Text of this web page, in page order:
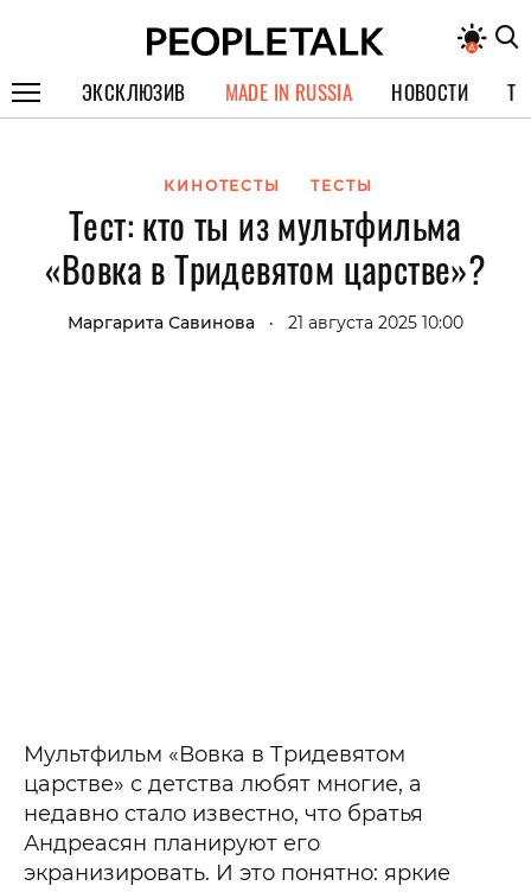
ЭКСКЛЮЗИВ
СПЕЦПРОЕКТЫ
ИНТЕРВЬЮ
ПОКОЛЕНИЕ
MADE IN RUSSIA НОВОСТИ
КИНОТЕСТЫ ТЕСТЫ
Тест: кто ты из мультфильма
«Вовка в Тридевятом царстве»?
Маргарита Савинова • 21 августа 2025 10:00
Мультфильм «Вовка в Тридевятом
царстве» с детства любят многие, а
недавно стало известно, что братья
Андреасян планируют его
экранизировать. И это понятно: яркие